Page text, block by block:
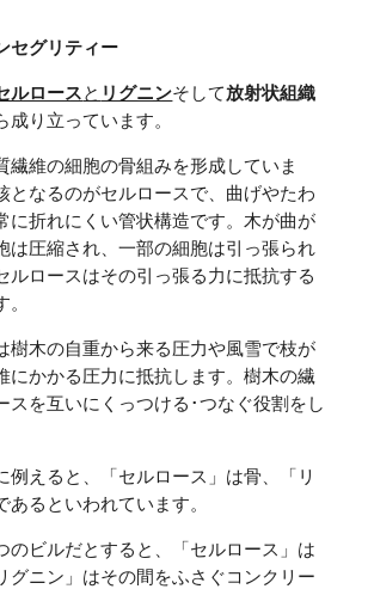
セグリティー
ルロースと リグニンそして放射状組織
り立っています。
繊維の細胞の骨組みを形成していま
となるのがセルロースで、曲げやたわ
に折れにくい管状構造です。木が曲が
は圧縮され、一部の細胞は引っ張られ
ルロースはその引っ張る力に抵抗する
樹木の自重から来る圧力や風雪で枝が
にかかる圧力に抵抗します。樹木の繊
スを互いにくっつける･つなぐ役割をし
例えると、「セルロース」は骨、「リ
あるといわれています。
のビルだとすると、「セルロース」は
グニン」はその間をふさぐコンクリー